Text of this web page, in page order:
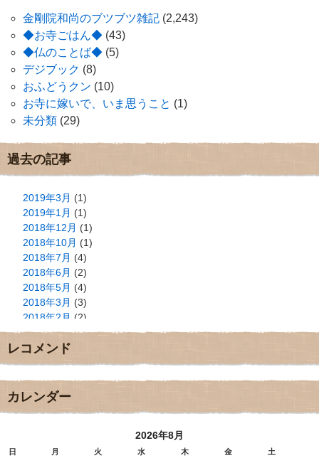
金剛院和尚のブツブツ雑記 (2,243)
◆お寺ごはん◆ (43)
◆仏のことば◆ (5)
デジブック (8)
おふどうクン (10)
お寺に嫁いで、いま思うこと (1)
未分類 (29)
過去の記事
2019年3月 (1)
2019年1月 (1)
2018年12月 (1)
2018年10月 (1)
2018年7月 (4)
2018年6月 (2)
2018年5月 (4)
2018年3月 (3)
2018年2月 (2)
2018年1月(2)
2017年12月
2017年11月(3)
2017年9月
2017年8月
2017年5月
レコメンド
カレンダー
2026年8月
日 月 火 水 木 金 土